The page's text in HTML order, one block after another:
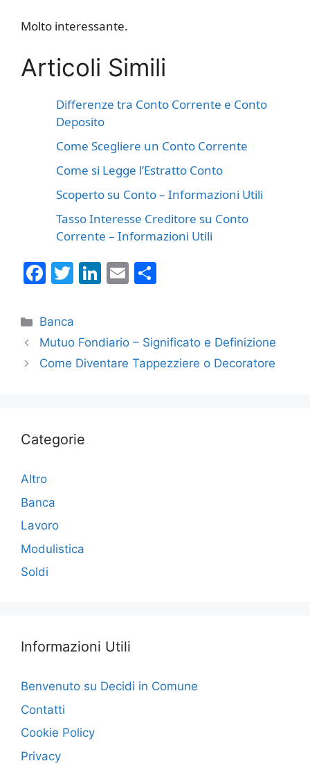
Molto interessante.
Articoli Simili
Differenze tra Conto Corrente e Conto
Deposito
Come Scegliere un Conto Corrente
Come si Legge l’Estratto Conto
Scoperto su Conto – Informazioni Utili
Tasso Interesse Creditore su Conto
Corrente – Informazioni Utili
F
c
e
b
T
er
Li
e
dI
E
l
di
vi
Categorie
Banca
Mutuo Fondiario – Significato e Definizione
Come Diventare Tappezziere o Decoratore
Categorie
Altro
Banca
Lavoro
Modulistica
Soldi
Informazioni Utili
Benvenuto su Decidi in Comune
Contatti
Cookie Policy
Privacy